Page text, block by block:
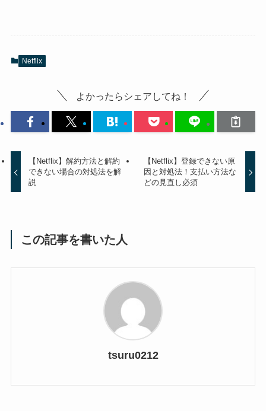
Netflix
よかったらシェアしてね！
【Netflix】解約方法と解約
できない場合の対処法を解
説
【Netflix】登録できない原
因と対処法！支払い方法な
どの見直し必須
この記事を書いた人
tsuru0212